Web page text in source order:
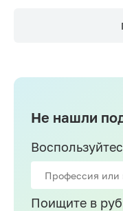
Не нашли
Поищите в